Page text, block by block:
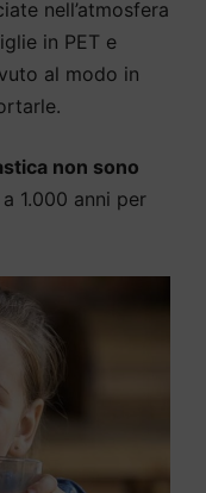
nell’atmosfera
in PET e
al modo in
non sono
1.000 anni per